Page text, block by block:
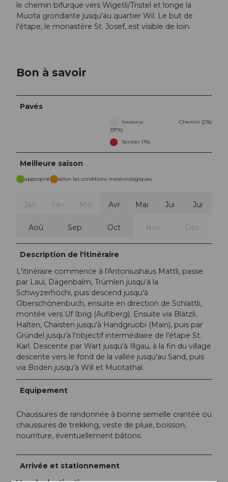
le chemin bifurque vers Wigetli/Tristel et longe la
Muota grondante jusqu'au quartier Wil. Le but de
l'étape, le monastère St. Josef, est visible de loin.
Bon à savoir
Pavés
Inconnu
(97%)
Chemin (2%)
Sentier (1%)
Meilleure saison
approprié selon les conditions météorologiques
Jan Fév Mar Avr Mai Jui Jui
Aoû Sep Oct Nov Déc
Description de l'itinéraire
L'itinéraire commence à l'Antoniushaus Mattli, passe
par Laui, Dägenbalm, Trümlen jusqu'à la
Schwyzerhöchi, puis descend jusqu'à
Oberschönenbuch, ensuite en direction de Schlattli,
montée vers Uf Ibrig (Aufiberg). Ensuite via Blätzli,
Halten, Chaisten jusqu'à Handgruobi (Main), puis par
Gründel jusqu'à l'objectif intermédiaire de l'étape St.
Karl. Descente par Wart jusqu'à Illgau, à la fin du village
descente vers le fond de la vallée jusqu'au Sand, puis
via Boden jusqu'à Will et Muotathal.
Equipement
Chaussures de randonnée à bonne semelle crantée ou
chaussures de trekking, veste de pluie, boisson,
nourriture, éventuellement bâtons.
Arrivée et stationnement